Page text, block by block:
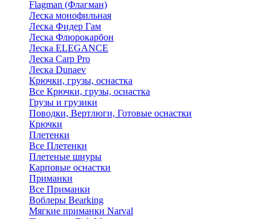
Flagman (Флагман)
Леска монофильная
Леска Фидер Гам
Леска Флюрокарбон
Леска ELEGANCE
Леска Carp Pro
Леска Dunaev
Крючки, грузы, оснастка
Все Крючки, грузы, оснастка
Грузы и грузики
Поводки, Вертлюги, Готовые оснастки
Крючки
Плетенки
Все Плетенки
Плетеные шнуры
Карповые оснастки
Приманки
Все Приманки
Воблеры Bearking
Мягкие приманки Narval